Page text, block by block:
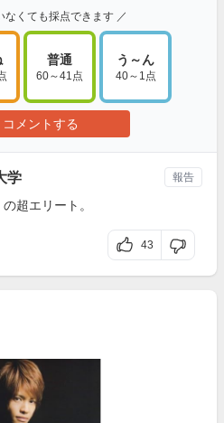
なくても採点できます ／
普通
60～41点
う～ん
40～1点
メントする
学
超エリート。
43
報告